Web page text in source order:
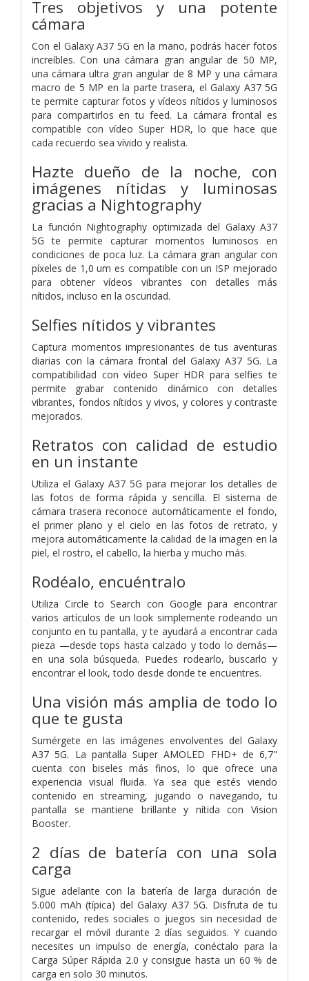
Tres objetivos y una potente
cámara
Con el Galaxy A37 5G en la mano, podrás hacer fotos
increíbles. Con una cámara gran angular de 50 MP,
una cámara ultra gran angular de 8 MP y una cámara
macro de 5 MP en la parte trasera, el Galaxy A37 5G
te permite capturar fotos y vídeos nítidos y luminosos
para compartirlos en tu feed. La cámara frontal es
compatible con vídeo Super HDR, lo que hace que
cada recuerdo sea vívido y realista.
Hazte dueño de la noche, con
imágenes nítidas y luminosas
gracias a Nightography
La función Nightography optimizada del Galaxy A37
5G te permite capturar momentos luminosos en
condiciones de poca luz. La cámara gran angular con
píxeles de 1,0 um es compatible con un ISP mejorado
para obtener vídeos vibrantes con detalles más
nítidos, incluso en la oscuridad.
Selfies nítidos y vibrantes
Captura momentos impresionantes de tus aventuras
diarias con la cámara frontal del Galaxy A37 5G. La
compatibilidad con vídeo Super HDR para selfies te
permite grabar contenido dinámico con detalles
vibrantes, fondos nítidos y vivos, y colores y contraste
mejorados.
Retratos con calidad de estudio
en un instante
Utiliza el Galaxy A37 5G para mejorar los detalles de
las fotos de forma rápida y sencilla. El sistema de
cámara trasera reconoce automáticamente el fondo,
el primer plano y el cielo en las fotos de retrato, y
mejora automáticamente la calidad de la imagen en la
piel, el rostro, el cabello, la hierba y mucho más.
Rodéalo, encuéntralo
Utiliza Circle to Search con Google para encontrar
varios artículos de un look simplemente rodeando un
conjunto en tu pantalla, y te ayudará a encontrar cada
pieza —desde tops hasta calzado y todo lo demás—
en una sola búsqueda. Puedes rodearlo, buscarlo y
encontrar el look, todo desde donde te encuentres.
Una visión más amplia de todo lo
que te gusta
Sumérgete en las imágenes envolventes del Galaxy
A37 5G. La pantalla Super AMOLED FHD+ de 6,7"
cuenta con biseles más finos, lo que ofrece una
experiencia visual fluida. Ya sea que estés viendo
contenido en streaming, jugando o navegando, tu
pantalla se mantiene brillante y nítida con Vision
Booster.
2 días de batería con una sola
carga
Sigue adelante con la batería de larga duración de
5.000 mAh (típica) del Galaxy A37 5G. Disfruta de tu
contenido, redes sociales o juegos sin necesidad de
recargar el móvil durante 2 días seguidos. Y cuando
necesites un impulso de energía, conéctalo para la
Carga Súper Rápida 2.0 y consigue hasta un 60 % de
carga en solo 30 minutos.